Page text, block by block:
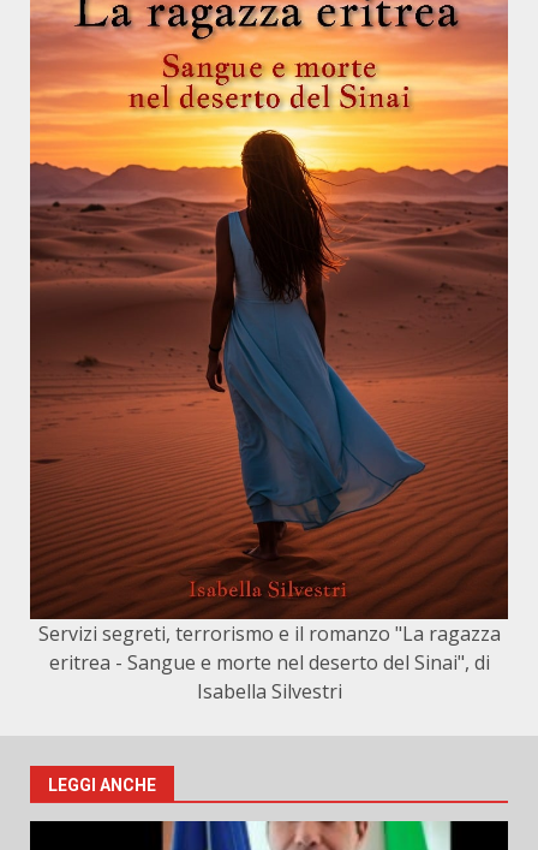
Servizi segreti, terrorismo e il romanzo "La ragazza
eritrea - Sangue e morte nel deserto del Sinai", di
Isabella Silvestri
LEGGI ANCHE